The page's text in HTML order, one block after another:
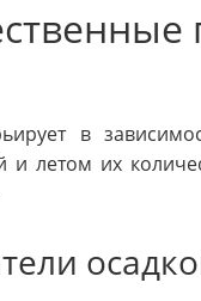
в
летом их